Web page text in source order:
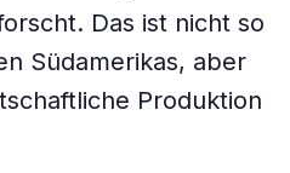
Das ist nicht so
Südamerikas, aber
Produktion